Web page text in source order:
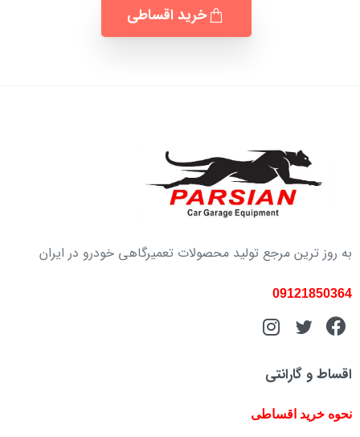
خرید اقساطی
به روز ترین مرجع تولید محصولات تعمیرگاهی خودرو در ایران
09121850364
اقساط و گارانتی
نحوه خرید اقساطی